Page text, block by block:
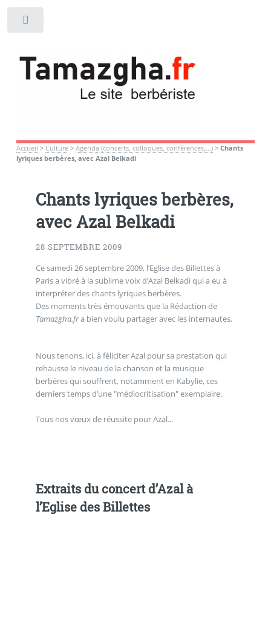
Accueil > Culture> Agenda (concerts, colloques, confèrences,...)> Chants
lyriques berbères, avec Azal Belkadi
Chants lyriques berbères,
avec Azal Belkadi
28 SEPTEMBRE 2009
Ce samedi 26 septembre 2009, l’Eglise des Billettes à
Paris a vibré à la sublime voix d’Azal Belkadi qui a eu à
interpréter des chants lyriques berbères.
Des moments très émouvants que la Rédaction de
Tamazgha.fra bien voulu partager avec les internautes.
Nous tenons, ici, à féliciter Azal pour sa prestation qui
rehausse le niveau de la chanson et la musique
berbères qui souffrent, notamment en Kabylie, ces
derniers temps d’une "médiocritisation" exemplaire.
Tous nos vœux de réussite pour Azal...
Extraits du concert d’Azal à
l’Eglise des Billettes